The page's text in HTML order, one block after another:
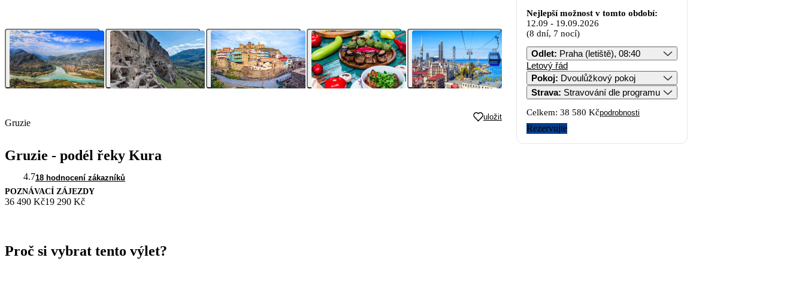
Gruzie
uložit
Gruzie - podél řeky Kura
4.718 hodnocení zákazníků
POZNÁVACÍ ZÁJEZDY
36 490 Kč19 290 Kč
Proč si vybrat tento výlet?
Nejlepší možnost v tomto období:
12.09 - 19.09.2026
(8 dní, 7 nocí)
Odlet: Praha (letiště), 08:40
Letový řád
Pokoj: Dvoulůžkový pokoj
Strava: Stravování dle programu
Celkem: 38 580 Kčpodrobnosti
Rezervujte